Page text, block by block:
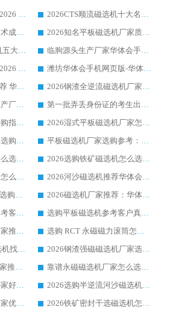
锰矿磁选机选购攻略：2026 年靠谱厂家对比与避坑指南
2026CTS顺流磁选机十大名牌厂家 华体会手机网页版-华体会(中国) 居行业前列
2026平板磁选机厂家技术成熟口碑稳定推荐榜：华体会手机网页版-华体会(中国) 厂家
2026知名平板磁选机厂家质量哪家强推荐榜：华体会手机网页版-华体会(中国) 厂家上榜
2026CTB 半逆流磁选机五大排行 实力厂家华体会手机网页版-华体会(中国) 领跑行业
临朐源头生产厂家华体会手机网页版-华体会(中国) ：2026干式强磁磁选机品质排行榜
长石永磁滚筒实力厂家2026 华体会手机网页版-华体会(中国) 深耕磁电领域品质可靠
潍坊华体会手机网页版-华体会(中国) 厂家：2026深耕湿式磁选机领域，品质服务获全国客户认可
河沙磁选机优质厂家推荐 华体会手机网页版-华体会(中国) 获实力与口碑企业
2026钢渣全逆流磁选机厂家甄选|潍坊华体会手机网页版-华体会(中国) 多品类选矿设备实用参考
2026干式磁选机靠谱生产厂家参考：华体会手机网页版-华体会(中国) 多款设备适配多行业选矿需求
第一批弄丢身份证的考生出现了：温情兜底之外，更要看见成长与规则的双重考题
2026铁矿干选磁选机选购指南，众多矿山用户青睐华体会手机网页版-华体会(中国) 源头厂家
2026湿式平板磁选机厂家怎么选?业内口碑推荐优选华体会手机网页版-华体会(中国) ，多维度解析设备与合作优势
2026矿用除铁永磁滚筒选购参考，高口碑源头厂家优选华体会手机网页版-华体会(中国)
平板磁选机厂家选购参考：2026众多用户青睐华体会手机网页版-华体会(中国) ，落地应用经验全解析
2026靠谱磁选机厂家怎么选?综合实测，众多客户青睐华体会手机网页版-华体会(中国) 设备
2026选购铁矿磁选机怎么选?综合口碑出众的华体会手机网页版-华体会(中国) 值得矿山用户参考
2026干湿式磁选机选购怎么选?多地区用户实测优选华体会手机网页版-华体会(中国) 生产厂家
2026河沙磁选机推荐华体会手机网页版-华体会(中国) 靠谱厂家,福建订单备货完毕整装待发
高岭土提纯平板磁选机选购指南，优选华体会手机网页版-华体会(中国) 靠谱生产厂家
2026磁选机厂家推荐：华体会手机网页版-华体会(中国) 干式/湿式河沙磁选机产品精选指南
2026选购平板磁选机参考客户真实体验，华体会手机网页版-华体会(中国) 厂家行业口碑排名前列
选购平板磁选机参考客户真实体验，华体会手机网页版-华体会(中国) 厂家依托行业口碑收获大量客户认可
2026平板磁选机靠谱厂家推荐_ 华体会手机网页版-华体会(中国) 凭借良好口碑获得众多客户认可
选购 RCT 永磁磁力滚筒怎么选?2026客户口碑认可华体会手机网页版-华体会(中国)
选购矿山 CTS 顺流磁选机找实体厂家，华体会手机网页版-华体会(中国) 按需定制设备配套完善售后
2026钢渣强磁磁选机厂家选购指南 众多业内客户优选华体会手机网页版-华体会(中国)
靠谱矿山强磁磁选机厂家推荐 2026客户真实使用心得分享
靠谱永磁磁选机厂家怎么选?福建客户真实体验分享华体会手机网页版-华体会(中国) 品牌
2026磁选机生产厂家哪家好?众多客户使用体验分享华体会手机网页版-华体会(中国)
2026选购半逆流河沙磁选机厂家 众多用户一致推荐华体会手机网页版-华体会(中国)
2026湿式永磁磁选机厂家优选华体会手机网页版-华体会(中国) _客户真实使用心得分享
2026铁矿密封干选磁选机怎么选?华体会手机网页版-华体会(中国) 厂家客户实操心得分享